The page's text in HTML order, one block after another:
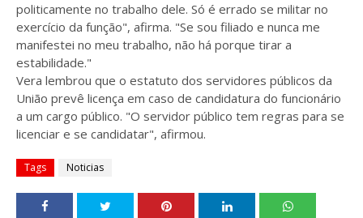
politicamente no trabalho dele. Só é errado se militar no
exercício da função", afirma. "Se sou filiado e nunca me
manifestei no meu trabalho, não há porque tirar a
estabilidade."
Vera lembrou que o estatuto dos servidores públicos da
União prevê licença em caso de candidatura do funcionário
a um cargo público. "O servidor público tem regras para se
licenciar e se candidatar", afirmou.
Tags Noticias